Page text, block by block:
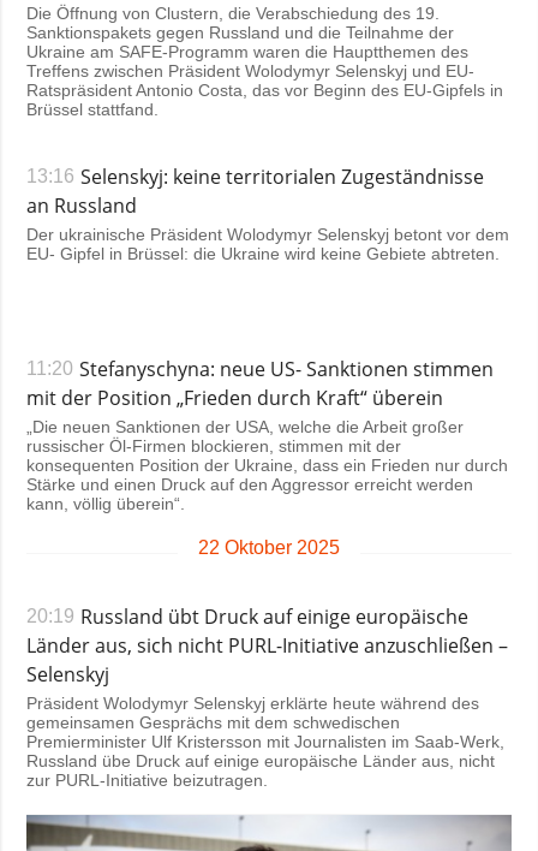
Die Öffnung von Clustern, die Verabschiedung des 19.
Sanktionspakets gegen Russland und die Teilnahme der
Ukraine am SAFE-Programm waren die Hauptthemen des
Treffens zwischen Präsident Wolodymyr Selenskyj und EU-
Ratspräsident Antonio Costa, das vor Beginn des EU-Gipfels in
Brüssel stattfand.
13:16 Selenskyj: keine territorialen Zugeständnisse
an Russland
Der ukrainische Präsident Wolodymyr Selenskyj betont vor dem
EU- Gipfel in Brüssel: die Ukraine wird keine Gebiete abtreten.
11:20 Stefanyschyna: neue US- Sanktionen stimmen
mit der Position „Frieden durch Kraft“ überein
„Die neuen Sanktionen der USA, welche die Arbeit großer
russischer Öl-Firmen blockieren, stimmen mit der
konsequenten Position der Ukraine, dass ein Frieden nur durch
Stärke und einen Druck auf den Aggressor erreicht werden
kann, völlig überein“.
22 Oktober 2025
20:19 Russland übt Druck auf einige europäische
Länder aus, sich nicht PURL-Initiative anzuschließen –
Selenskyj
Präsident Wolodymyr Selenskyj erklärte heute während des
gemeinsamen Gesprächs mit dem schwedischen
Premierminister Ulf Kristersson mit Journalisten im Saab-Werk,
Russland übe Druck auf einige europäische Länder aus, nicht
zur PURL-Initiative beizutragen.